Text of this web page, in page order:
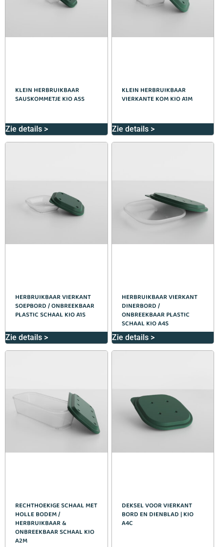
KLEIN HERBRUIKBAAR
SAUSKOMMETJE KIO A5S
Zie details >
KLEIN HERBRUIKBAAR
VIERKANTE KOM KIO A1M
Zie details >
HERBRUIKBAAR VIERKANT
SOEPBORD / ONBREEKBAAR
PLASTIC SCHAAL KIO A1S
Zie details >
HERBRUIKBAAR VIERKANT
DINERBORD /
ONBREEKBAAR PLASTIC
SCHAAL KIO A4S
Zie details >
RECHTHOEKIGE SCHAAL MET
HOLLE BODEM /
HERBRUIKBAAR &
ONBREEKBAAR SCHAAL KIO
A2M
DEKSEL VOOR VIERKANT
BORD EN DIENBLAD | KIO
A4C